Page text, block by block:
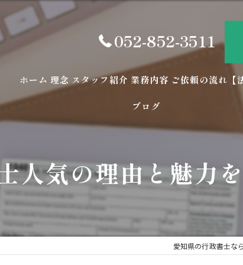
052-852-3511
ホーム 理念 スタッフ紹介 業務内容 ご依頼の流れ【
ブログ
人気の理由と魅力
愛知県の行政書士な